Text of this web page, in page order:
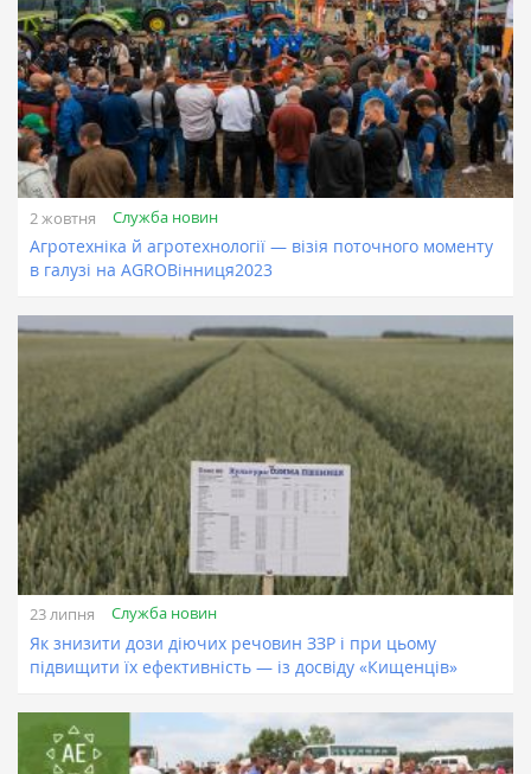
2 жовтня Служба новин
Агротехніка й агротехнології — візія поточного моменту
в галузі на AGROВінниця2023
23 липня Служба новин
Як знизити дози діючих речовин ЗЗР і при цьому
підвищити їх ефективність — із досвіду «Кищенців»